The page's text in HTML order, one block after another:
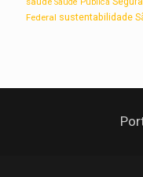
Saúde Pública
Federal sustentabilidade